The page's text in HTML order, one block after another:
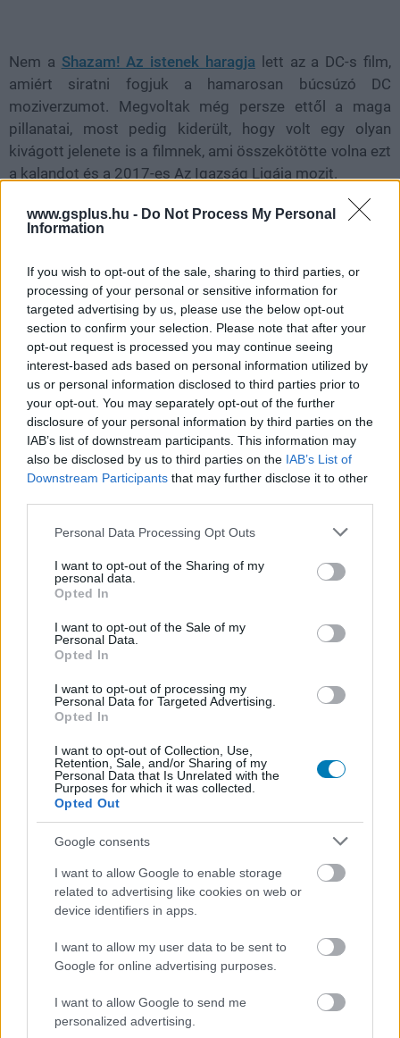
www.gsplus.hu - Do Not Process My Personal
Information
If you wish to opt-out of the sale, sharing to third parties, or
processing of your personal or sensitive information for
targeted advertising by us, please use the below opt-out
section to confirm your selection. Please note that after your
opt-out request is processed you may continue seeing
interest-based ads based on personal information utilized by
us or personal information disclosed to third parties prior to
your opt-out. You may separately opt-out of the further
disclosure of your personal information by third parties on the
IAB’s list of downstream participants. This information may
also be disclosed by us to third parties on the IAB’s List of
Downstream Participants that may further disclose it to other
Please note that this website/app uses one or more Google
not limited to your visit or usage behaviour. You may click to
grant or deny consent to Google and its third-party tags to
use your data for below specified purposes in below Google
consent section.
Personal Data Processing Opt Outs
I want to opt-out of the Sharing of my
personal data.
Opted In
I want to opt-out of the Sale of my
Personal Data.
Opted In
I want to opt-out of processing my
Personal Data for Targeted Advertising.
Opted In
I want to opt-out of Collection, Use,
Retention, Sale, and/or Sharing of my
Personal Data that Is Unrelated with the
Purposes for which it was collected.
Opted Out
Google consents
I want to allow Google to enable storage
related to advertising like cookies on web or
device identifiers in apps.
I want to allow my user data to be sent to
Google for online advertising purposes.
I want to allow Google to send me
personalized advertising.
Nem a Shazam! Az istenek haragja lett az a DC-s film,
amiért siratni fogjuk a hamarosan búcsúzó DC
moziverzumot. Megvoltak még persze ettől a maga
pillanatai, most pedig kiderült, hogy volt egy olyan
kivágott jelenete is a filmnek, ami összekötötte volna ezt
a kalandot és a 2017-es Az Igazság Ligája mozit.
Ha teljesen pontosak akarunk lenni, akkor nem egy
teljesen kukázott jelenetről van szó, a két főszereplő
mozifilmre vonatkozó konkrét utalást nyesték ki.
Ahogy az az alábbi videóban is látható, mikor Freddy
meg akarta indokolni Billynek azt, hogy miért kalandozik
olykor egymaga, az eredeti felvételen Batman példáját
hozta fel. Azt mondta, hogy Gotham City alapvetően egy
"egyszupis" város, vagyis egyetlen szuperhős védelmezi,
de ha igazán nagy fenyegetés jön, mondjuk óriási
Extended Scene from #Shazam
: Fury of the Gods
of Billy and Freddy!⚡️
“We’re not a team. We’re a family.”
pic.twitter.com/JPiLR60HuQ
Egyelőre nem tudni, mi lesz a sorsa Shazamnek az új
DCU-ban, James Gunn újraindított moziverzumában, de
az bizonyos, hogy könnyebb lesz a karaktert beilleszteni
az új kánonba, ha a filmjében nincsenek konkrét utalások
a korábbi Igazság Ligájára.
Mondjuk amilyen
, egyáltalán
a Shazam! Az istenek haragja.
Videótesztek, magyarázók, érdekességek,
beszélgetések, livestreamek, végigjátszások,
magyar feliratos előzetesek.